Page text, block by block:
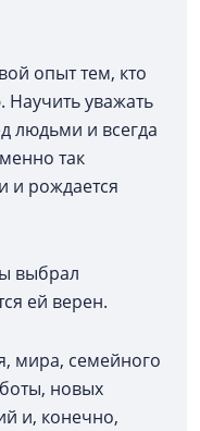
опыт тем, кто
Научить уважать
людьми и всегда
так
и рождается
выбрал
ей верен.
мира, семейного
новых
и, конечно,